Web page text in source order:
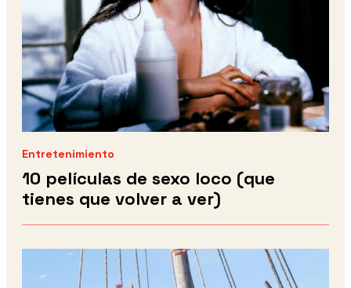
Entretenimiento
10 películas de sexo loco (que
tienes que volver a ver)